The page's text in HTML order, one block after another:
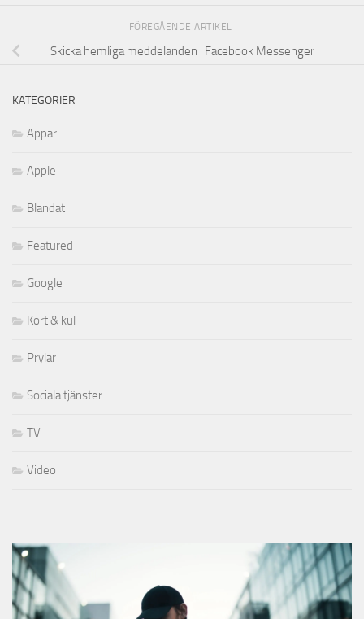
FÖREGÅENDE ARTIKEL
Skicka hemliga meddelanden i Facebook Messenger
KATEGORIER
Appar
Apple
Blandat
Featured
Google
Kort & kul
Prylar
Sociala tjänster
TV
Video